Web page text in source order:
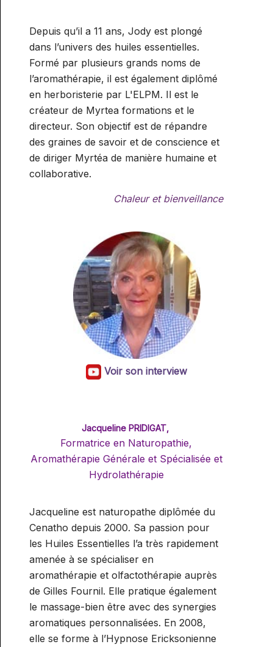
ET ONCOLOGIE
SPÉCIALISATION : RÉFLEXOLOGIE
PÉDIATRIQUE
PRATICIEN/CONSULTANT
SUPERVISION RÉFLEXOLOGIE
AIDE À L'INSTALLATION ET
GESTION
COMMUNICATION ET
PROMOTION D'UNE ACTIVITÉ
ELIXIRS
ELIXIRS FLORAUX NIVEAU 1
PHYTOTHÉRAPIE PRATIQUE
PHYTOTHÉRAPIE PRATIQUE
MICRONUTRITION
MICRONUTRITION PRATIQUE
EXAMENS
AROMATOLOGUE MYRTÉA
(RECONNU PAR LE SPN)
CONSEILLER EN
CONSEILLER EN
AROMATHÉRAPIE SUBTILE
RÉFLEXOGUE (RECONNU PAR LE
SPN)
MINI MODULES BIEN-ÊTRE DE
L'HABITAT
INITIATION AU FENG SHUI
INITIATION À LA GÉOBIOLOGIE
STAGES PRATIQUE ALTHEA
PROVENCE / MYRTÉA
FORMATIONS
Depuis qu’il a 11 ans, Jody est plongé
dans l’univers des huiles essentielles.
Formé par plusieurs grands noms de
l’aromathérapie, il est également diplômé
en herboristerie par L'ELPM. Il est le
créateur de Myrtea formations et le
directeur. Son objectif est de répandre
des graines de savoir et de conscience et
de diriger Myrtéa de manière humaine et
collaborative.
Chaleur et bienveillance
Voir son interview
Jacqueline PRIDIGAT,
Formatrice en Naturopathie,
Aromathérapie Générale et Spécialisée et
Hydrolathérapie
Jacqueline est naturopathe diplômée du
Cenatho depuis 2000. Sa passion pour
les Huiles Essentielles l’a très rapidement
amenée à se spécialiser en
aromathérapie et olfactothérapie auprès
de Gilles Fournil. Elle pratique également
le massage-bien être avec des synergies
aromatiques personnalisées. En 2008,
elle se forme à l’Hypnose Ericksonienne